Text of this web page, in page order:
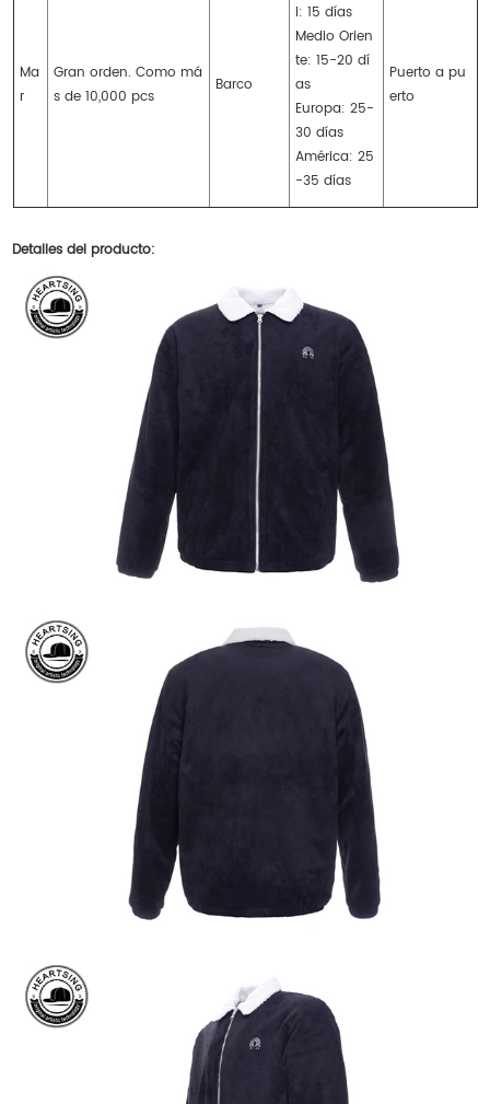
Ma
r
Gran orden. Como má
s de 10,000 pcs
Barco
l: 15 días
Medio Orien
te: 15-20 dí
as
Europa: 25-
30 días
América: 25
-35 días
Puerto a pu
erto
Detalles del producto: